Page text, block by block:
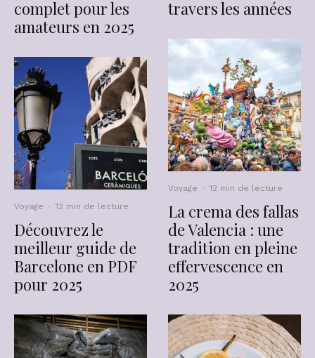
complet pour les
amateurs en 2025
Voyage · 12 min de lecture
Découvrez le
meilleur guide de
Barcelone en PDF
pour 2025
travers les années
Voyage · 12 min de lecture
La crema des fallas
de Valencia : une
tradition en pleine
effervescence en
2025